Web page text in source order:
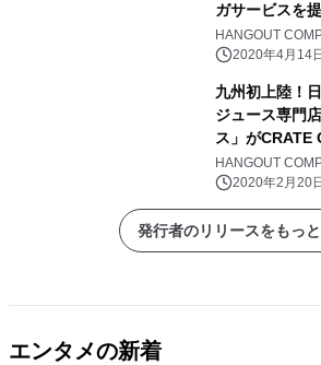
ガサービスを
HANGOUT
2020年4月14
九州初上陸！
ジュース専門
ス」がCRATE
HANGOUT
2020年2月20
発行者のリリースをもっ
エンタメの新着